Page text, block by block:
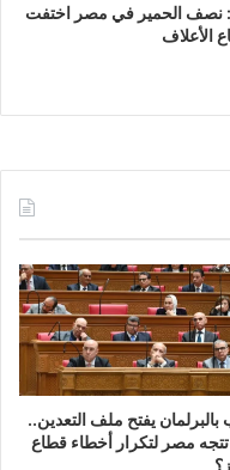
نصف الحمير في مصر اختفت
الأعلاف
بالبرلمان يفتح ملف التعدين..
مصر لتكرار أخطاء قطاع